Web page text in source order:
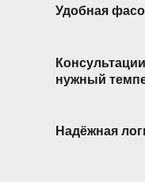
Удобная
нужный
Надёжная